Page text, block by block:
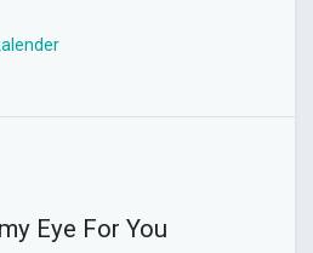
Eye For You